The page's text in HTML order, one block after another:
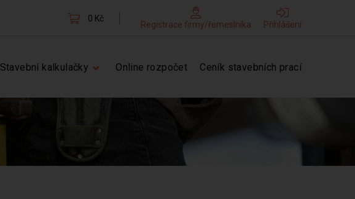
0 Kč
Registrace firmy/řemeslníka Přihlášení
Stavební kalkulačky Online rozpočet Ceník stavebních prací